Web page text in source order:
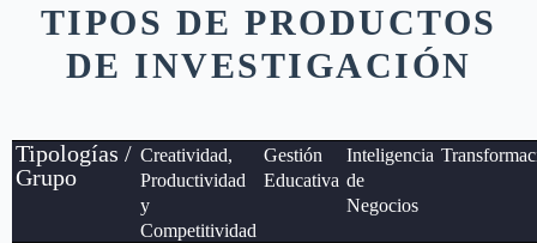
TIPOS DE PRODUCTOS
DE INVESTIGACIÓN
Tipologías /
Grupo
Creatividad,
Productividad
y
Competitividad
Gestión
Educativa
Inteligencia
de
Negocios